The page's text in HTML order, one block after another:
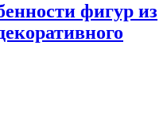
фигур из